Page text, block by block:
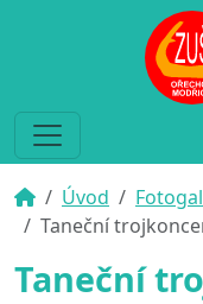
Úvod
Taneční
Taneční